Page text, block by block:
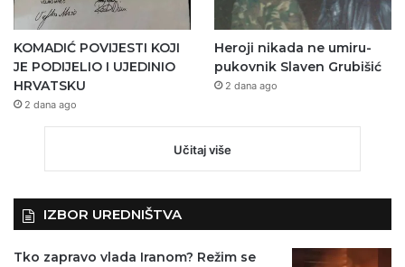
KOMADIĆ POVIJESTI KOJI
JE PODIJELIO I UJEDINIO
HRVATSKU
2 dana ago
Heroji nikada ne umiru-
pukovnik Slaven Grubišić
2 dana ago
Učitaj više
IZBOR UREDNIŠTVA
Tko zapravo vlada Iranom? Režim se